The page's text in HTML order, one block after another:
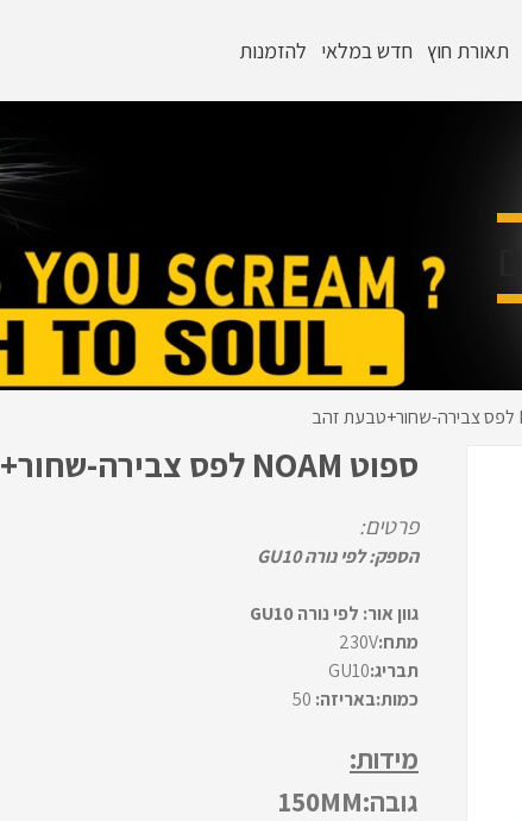
תאורת חוץ חדש במלאי להזמנות
ספוט NOAM לפס צבירה-שחור+טבעת זהב
פרטים:
הספק: לפי נורה GU10
גוון אור: לפי נורה GU10
מתח:230V
תבריג:GU10
כמות:באריזה: 50
מידות:
גובה:150MM